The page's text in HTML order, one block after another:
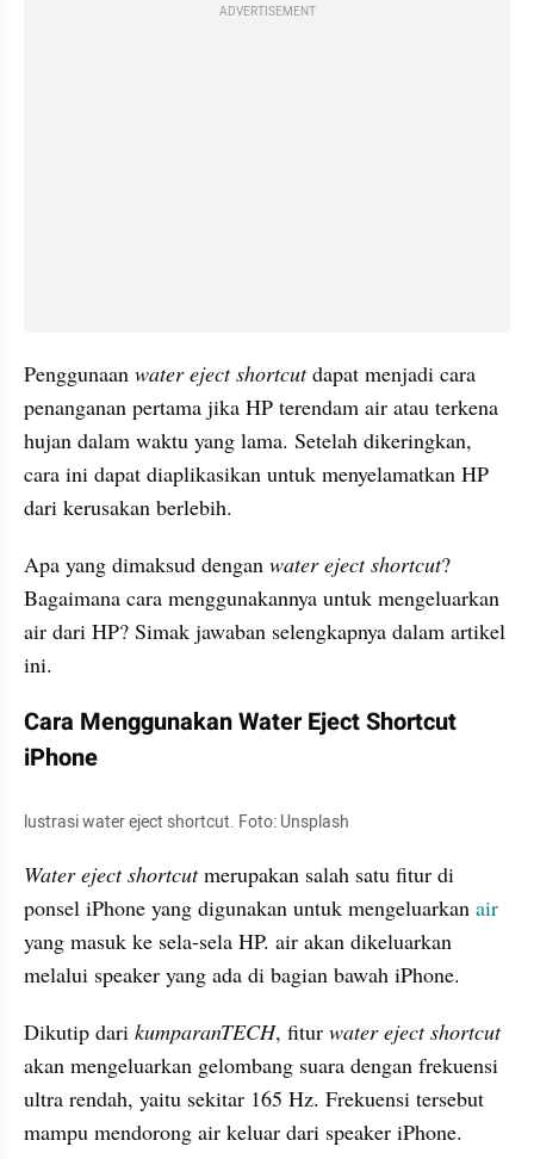
ADVERTISEMENT
Penggunaan water eject shortcut dapat menjadi cara
penanganan pertama jika HP terendam air atau terkena
hujan dalam waktu yang lama. Setelah dikeringkan,
cara ini dapat diaplikasikan untuk menyelamatkan HP
dari kerusakan berlebih.
Apa yang dimaksud dengan water eject shortcut?
Bagaimana cara menggunakannya untuk mengeluarkan
air dari HP? Simak jawaban selengkapnya dalam artikel
ini.
Cara Menggunakan Water Eject Shortcut
iPhone
lustrasi water eject shortcut. Foto: Unsplash
Water eject shortcut merupakan salah satu fitur di
ponsel iPhone yang digunakan untuk mengeluarkan
yang masuk ke sela-sela HP. air akan dikeluarkan
melalui speaker yang ada di bagian bawah iPhone.
Dikutip dari kumparanTECH, fitur
water eject shortcut
akan mengeluarkan gelombang suara dengan frekuensi
ultra rendah, yaitu sekitar 165 Hz. Frekuensi tersebut
mampu mendorong air keluar dari speaker iPhone.